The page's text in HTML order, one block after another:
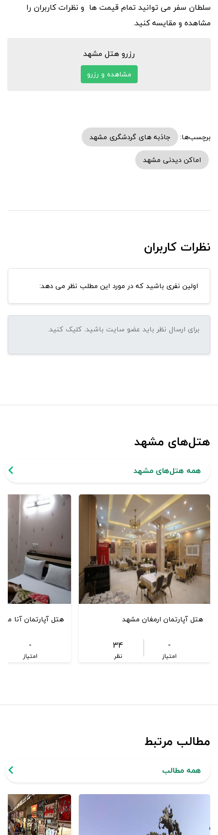
سلطان سفر می توانید تمام قیمت ها و نظرات کاربران را
مشاهده و مقایسه کنید.
رزرو هتل مشهد
مشاهده و رزرو
برچسب‌ها:
جاذبه های گردشگری مشهد
اماکن دیدنی مشهد
نظرات کاربران
اولین نفری باشید که در مورد این مطلب نظر می دهد:
هتل‌های مشهد
همه هتل‌های مشهد
هتل آپارتمان ارمغان مشهد
-
امتیاز
34
نظر
هتل آپارتمان آنا
-
امتیاز
مطالب مرتبط
همه مطالب